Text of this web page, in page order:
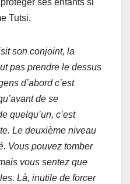
ses enfants si
Tutsi.
son conjoint, la
pas prendre le dessus
d’abord c’est
de se
quelqu’un, c’est
Le deuxième niveau
Vous pouvez tomber
vous sentez que
Là, inutile de forcer